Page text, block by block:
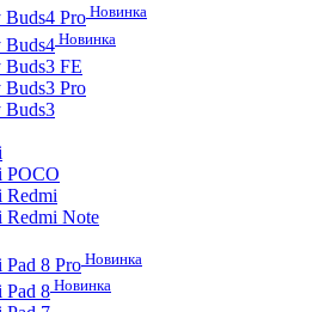
Buds4 Pro Новинка
Buds4 Новинка
Buds3 FE
Buds3 Pro
Buds3
POCO
Redmi
Redmi Note
Pad 8 Pro Новинка
Pad 8 Новинка